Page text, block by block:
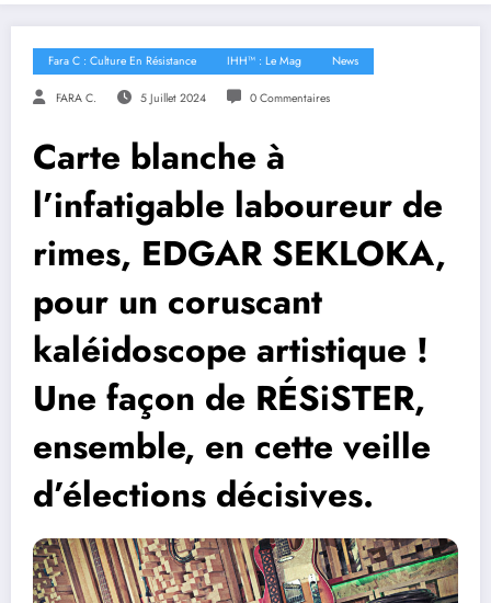
Fara C : Culture En Résistance IHH™ : Le Mag News
FARA C. 5 Juillet 2024 0 Commentaires
Carte blanche à
l’infatigable laboureur de
rimes, EDGAR SEKLOKA,
pour un coruscant
kaléidoscope artistique !
Une façon de RÉSiSTER,
ensemble, en cette veille
d’élections décisives.